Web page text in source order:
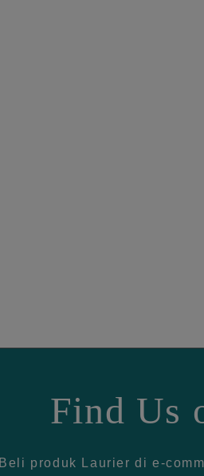
Find Us
Beli produk Laurier di e-